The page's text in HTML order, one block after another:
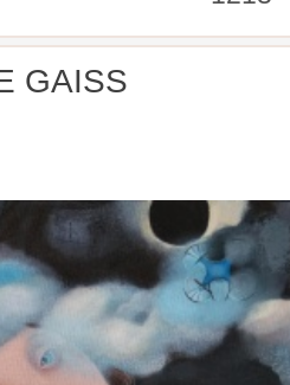
GAISS